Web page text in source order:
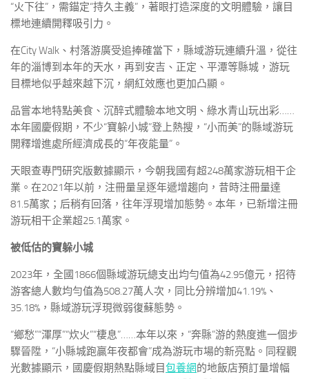
“火下往”，需錨定“持久主義”，著眼打造深度的文明體驗，讓目
標地連續開釋吸引力。
在City Walk、村落游廣受追捧確當下，縣域游玩連續升溫，從往
年的淄博到本年的天水，再到安吉、正定、平潭等縣城，游玩
目標地似乎越來越下沉，網紅效應也更加凸顯。
品嘗本地特點美食、沉醉式體驗本地文明、綠水青山玩出彩……
本年國慶假期，不少“寶躲小城”登上熱搜，“小而美”的縣域游玩
開釋增進處所經濟成長的“年夜能量”。
天眼查專門研究版數據顯示，今朝我國有超248萬家游玩相干企
業。在2021年以前，注冊量呈逐年遞增趨向，昔時注冊量達
81.5萬家；后稍有回落，往年浮現增加態勢。本年，已新增注冊
游玩相干企業超25.1萬家。
被低估的寶躲小城
2023年，全國1866個縣域游玩總支出均勻值為42.95億元，招待
游客總人數均勻值為508.27萬人次，同比分辨增加41.19%、
35.18%，縣域游玩浮現微弱復蘇態勢。
“鄉愁”“渾厚”“炊火”“棲息”……本年以來，“奔縣”游的熱度進一個步
驟晉陞，“小縣城跑贏年夜都會”成為游玩市場的新亮點。同程觀
光數據顯示，國慶假期熱點縣域目包養網的地飯店預訂量增幅